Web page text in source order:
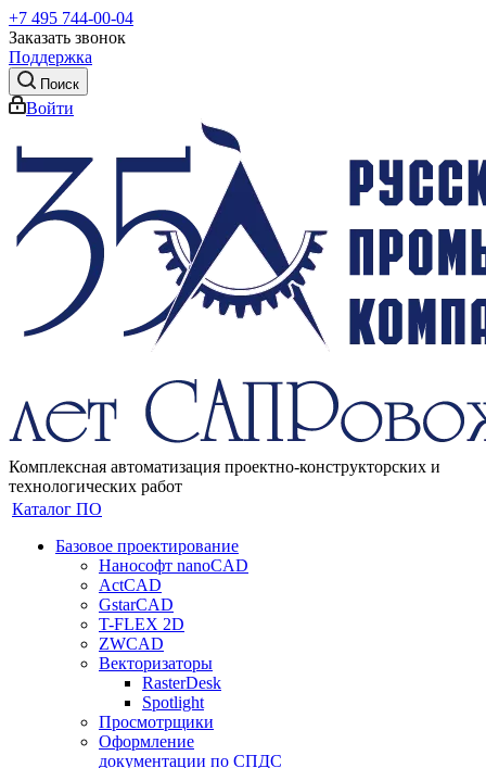
+7 495 744-00-04
Заказать звонок
Поддержка
Поиск
Войти
Комплексная автоматизация проектно-конструкторских и
технологических работ
Каталог ПО
Базовое проектирование
Нанософт nanoCAD
ActCAD
GstarCAD
T-FLEX 2D
ZWCAD
Векторизаторы
RasterDesk
Spotlight
Просмотрщики
Оформление
документации по СПДС